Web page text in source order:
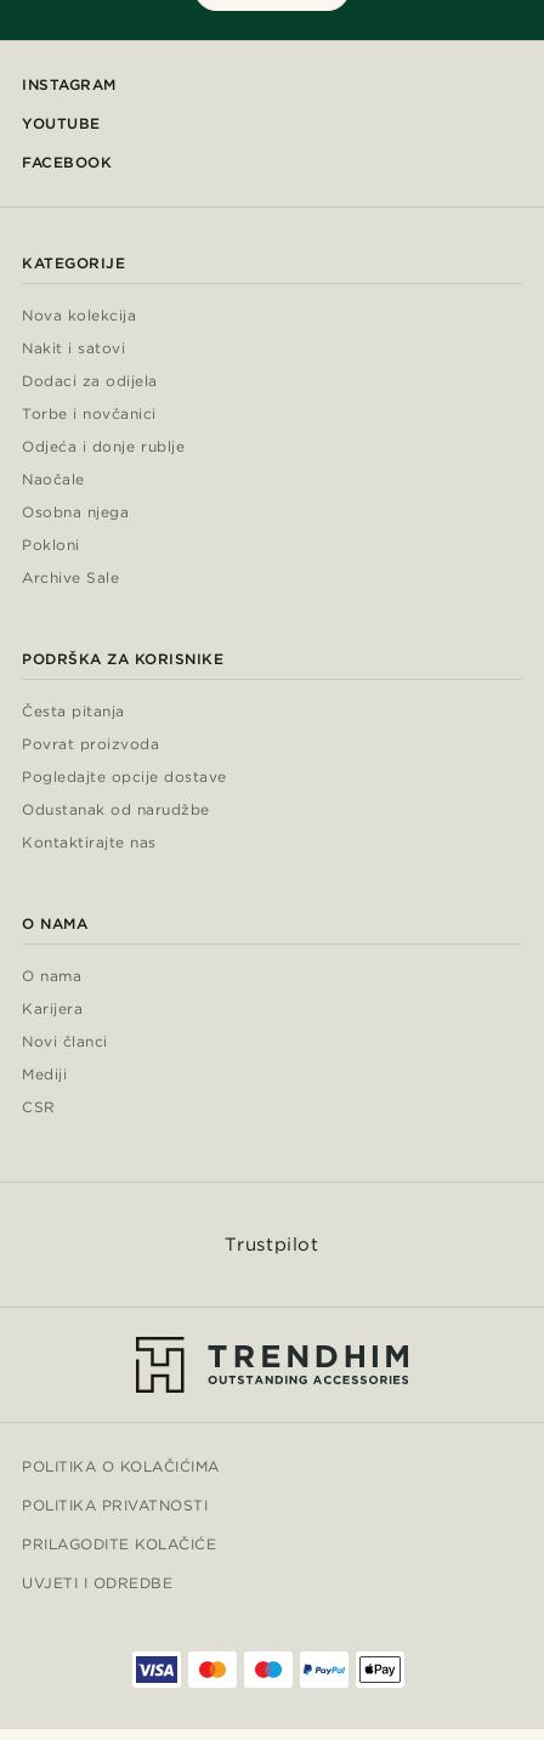
INSTAGRAM
YOUTUBE
FACEBOOK
KATEGORIJE
Nova kolekcija
Nakit i satovi
Dodaci za odijela
Torbe i novčanici
Odjeća i donje rublje
Naočale
Osobna njega
Pokloni
Archive Sale
PODRŠKA ZA KORISNIKE
Česta pitanja
Povrat proizvoda
Pogledajte opcije dostave
Odustanak od narudžbe
Kontaktirajte nas
O NAMA
O nama
Karijera
Novi članci
Mediji
CSR
Trustpilot
POLITIKA O KOLAČIĆIMA
POLITIKA PRIVATNOSTI
PRILAGODITE KOLAČIĆE
UVJETI I ODREDBE